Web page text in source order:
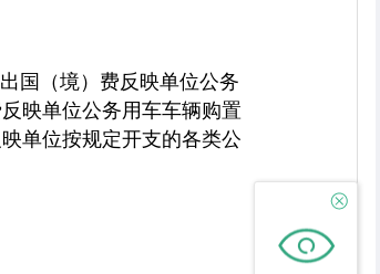
国（境）费反映单位公务
映单位公务用车车辆购置
单位按规定开支的各类公